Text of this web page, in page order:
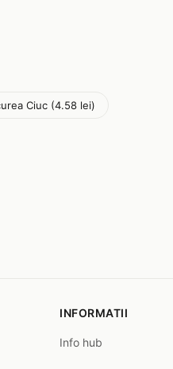
Ciuc (4.58 lei)
INFORMATII
Info hub